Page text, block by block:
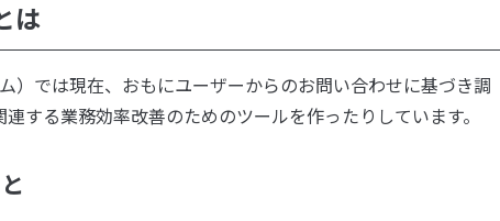
は
）では現在、おもにユーザーからのお問い合わせに基づき調
する業務効率改善のためのツールを作ったりしています。